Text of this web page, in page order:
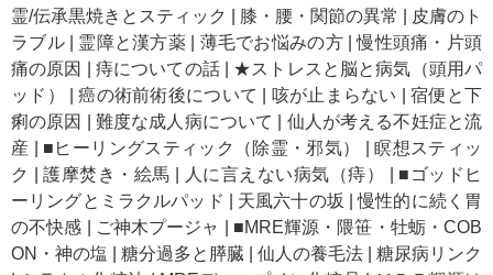
霊/伝承黒焼きとスティック
膝・腰・関節の異常
皮膚のト
ラブル| 霊障と漢方薬 薄毛でお悩みの方|慢性頭痛・片頭
痛の原因
痔についての話| ★ストレスと脳と病気（頭用パ
ッド）
|癌の術前術後について 咳が止まらない |宿便と下
痢の原因
難度な成人病について
仙人が考える不妊症と流
産
■ヒーリングスティック（除霊・邪気） |瞑想スティッ
ク
|護摩焚き・絵馬 人に言えない病気（痔）
■ゴッドヒ
ーリングとミラクルパッド
天風六十の坂 |慢性的に続く胃
の不快感
ご神木プージャ
■MRE輝源・隈笹・牡蛎・COB
ON・神の塩
糖分過多と膵臓 仙人の養毛法
糖尿病リンク